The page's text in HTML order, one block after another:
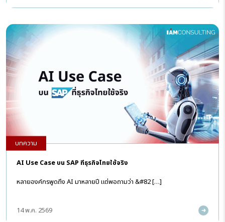
AI Use Case บน SAP ที่ธุรกิจไทยใช้จริง
หลายองค์กรพูดถึง AI มาหลายปี แต่พอถามว่า &#82 […]
บทความ
14 พ.ค. 2569